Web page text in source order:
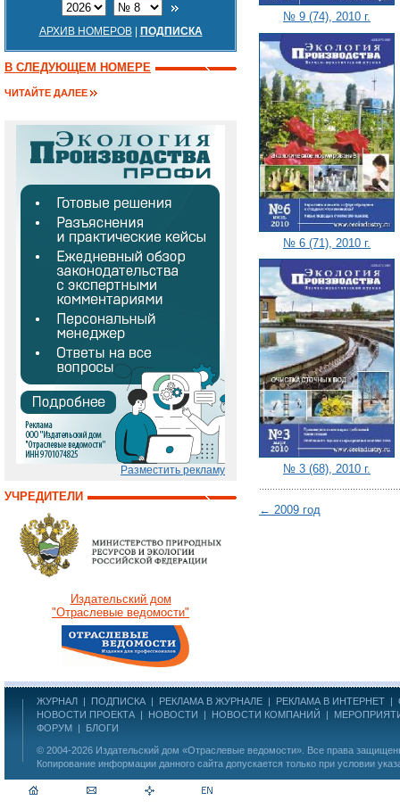
АРХИВ НОМЕРОВ| ПОДПИСКА
В СЛЕДУЮЩЕМ НОМЕРЕ
ЧИТАЙТЕ ДАЛЕЕ
Разместить рекламу
УЧРЕДИТЕЛИ
Издательский дом
"Отраслевые ведомости"
№ 9 (74), 2010 г.
№ 6 (71), 2010 г.
№ 3 (68), 2010 г.
← 2009 год
ЖУРНАЛ | ПОДПИСКА | РЕКЛАМА В ЖУРНАЛЕ | РЕКЛАМА В ИНТЕРНЕТ |
НОВОСТИ ПРОЕКТА | НОВОСТИ | НОВОСТИ КОМПАНИЙ |
ФОРУМ | БЛОГИ
© 2004-2026 Издательский дом «Отраслевые ведомости» . Все права
Копирование информации данного сайта допускается только при условии